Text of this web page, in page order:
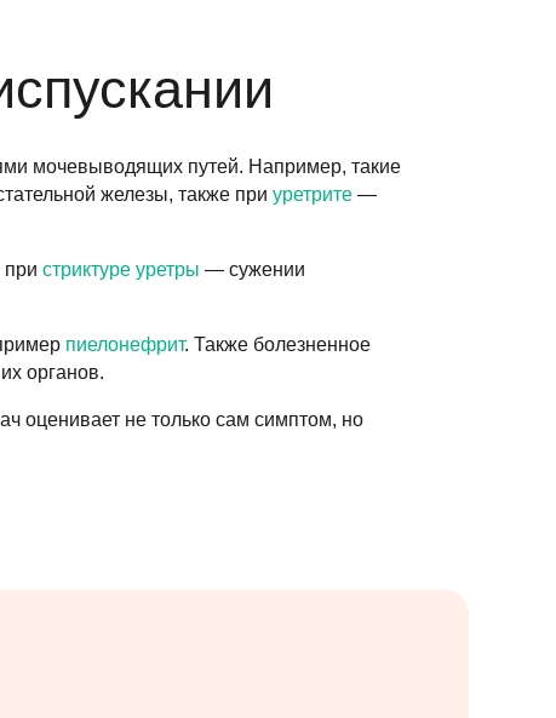
мочевыводящих путей. Например, такие
железы, также при уретрите —
при стриктуре уретры — сужении
пиелонефрит. Также болезненное
органов.
оценивает не только сам симптом, но